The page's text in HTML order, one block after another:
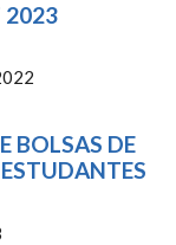
2023
BOLSAS DE